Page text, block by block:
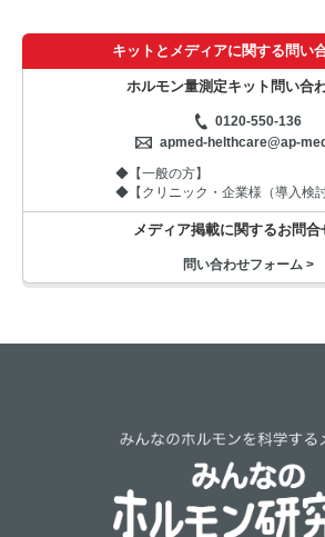
キットとメディアに関する問い
ホルモン量測定キット問い合
0120-550-136
apmed-helthcare@ap-
◆【一般の方】
◆【クリニック・企業様（導入検討
メディア掲載に関するお問合
問い合わせフォーム >